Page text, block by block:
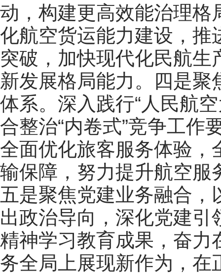
动，构建更高效能治理格
化航空货运能力建设，推
突破，加快现代化民航
新发展格局能力。四是
体系。深入践行“人民航
合整治“内卷式”竞争工作
全面优化旅客服务体验，
输保障，努力提升航空服
五是聚焦党建业务融合
出政治导向，深化党建
精神学习教育成果，奋力
务全局上展现新作为，在